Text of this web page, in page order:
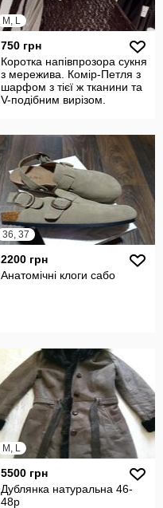
M, L
750 грн
Коротка напівпрозора сукня
з мережива. Комір-Петля з
шарфом з тієї ж тканини та
V-подібним вирізом.
36, 37
2200 грн
Анатомічні клоги сабо
M, L
5500 грн
Дублянка натуральна 46-
48р